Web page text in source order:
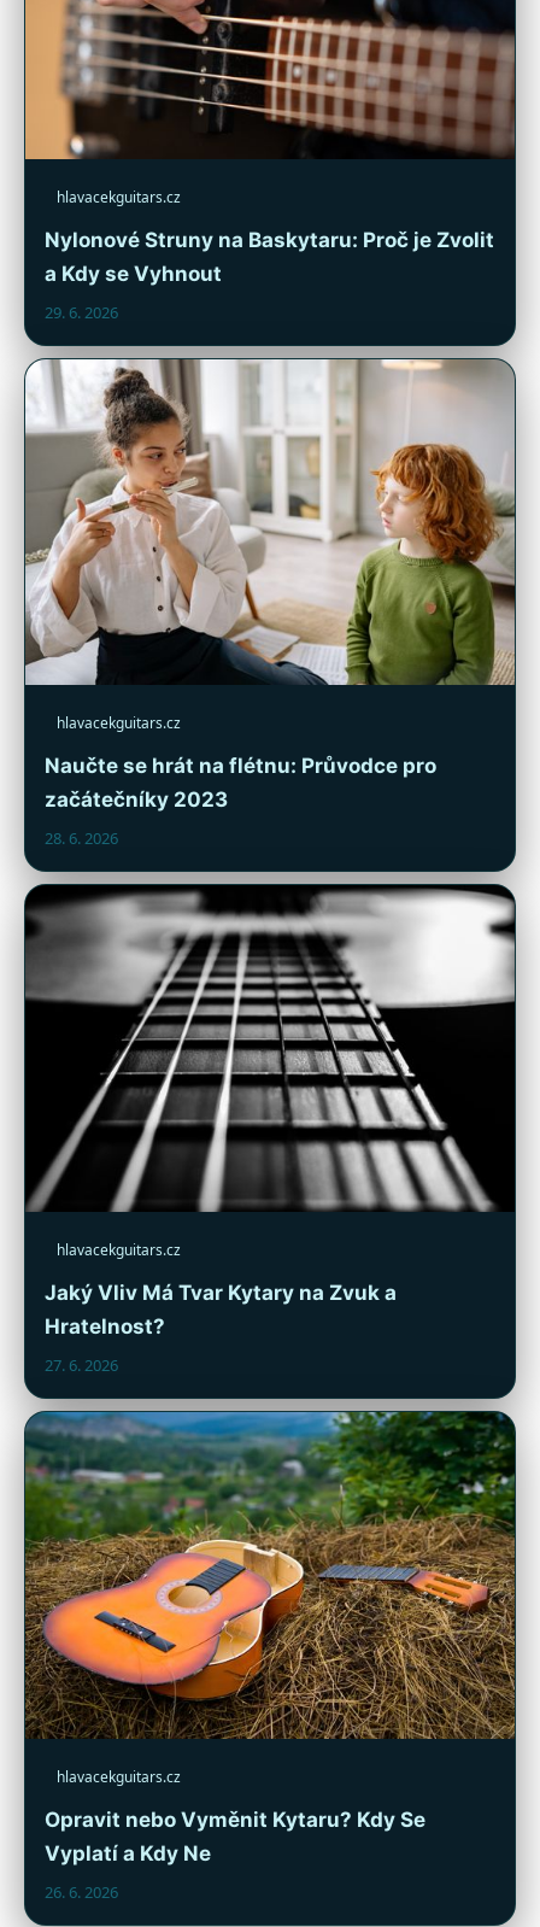
hlavacekguitars.cz
Nylonové Struny na Baskytaru: Proč je Zvolit
a Kdy se Vyhnout
29. 6. 2026
hlavacekguitars.cz
Naučte se hrát na flétnu: Průvodce pro
začátečníky 2023
28. 6. 2026
hlavacekguitars.cz
Jaký Vliv Má Tvar Kytary na Zvuk a
Hratelnost?
27. 6. 2026
hlavacekguitars.cz
Opravit nebo Vyměnit Kytaru? Kdy Se
Vyplatí a Kdy Ne
26. 6. 2026